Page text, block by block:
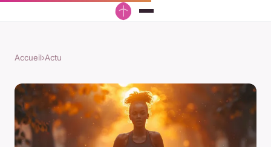
Accueil›Actu